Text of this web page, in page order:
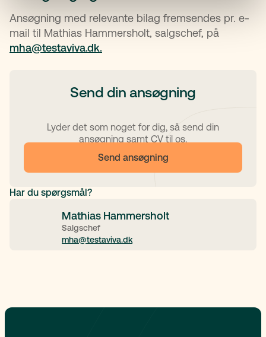
Ansøgning med relevante bilag fremsendes pr. e-
mail til Mathias Hammersholt, salgschef, på
mha@testaviva.dk.
Send din ansøgning
Lyder det som noget for dig, så send din
ansøgning samt CV til os.
Send ansøgning
Har du spørgsmål?
Mathias Hammersholt
Salgschef
mha@testaviva.dk